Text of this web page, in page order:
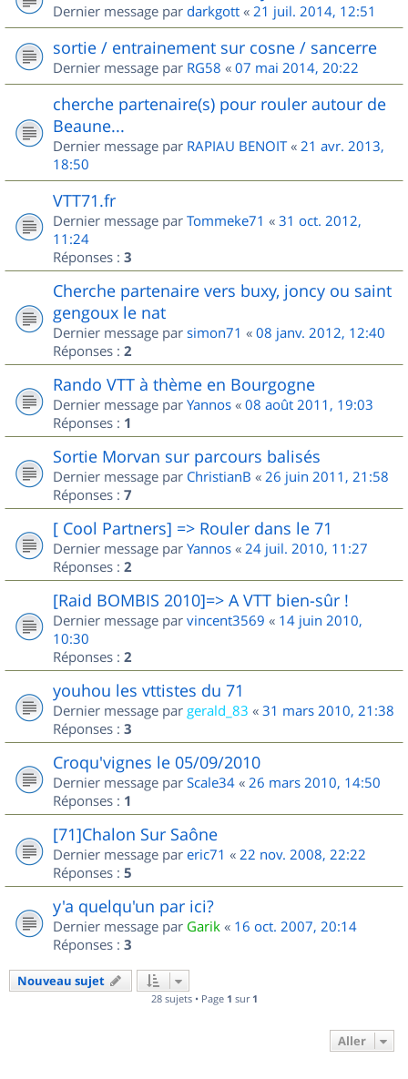
Dernier message par darkgott « 21 juil. 2014, 12:51
sortie / entrainement sur cosne / sancerre
Dernier message par RG58 « 07 mai 2014, 20:22
cherche partenaire(s) pour rouler autour de
Beaune...
Dernier message par RAPIAU BENOIT« 21 avr. 2013,
18:50
VTT71.fr
Dernier message par Tommeke71 « 31 oct. 2012,
11:24
Réponses : 3
Cherche partenaire vers buxy, joncy ou saint
gengoux le nat
Dernier message par simon71 « 08 janv. 2012, 12:40
Réponses : 2
Rando VTT à thème en Bourgogne
Dernier message par Yannos « 08 août 2011, 19:03
Réponses : 1
Sortie Morvan sur parcours balisés
Dernier message par ChristianB « 26 juin 2011, 21:58
Réponses : 7
[ Cool Partners] => Rouler dans le 71
Dernier message par Yannos « 24 juil. 2010, 11:27
Réponses : 2
[Raid BOMBIS 2010]=> A VTT bien-sûr !
Dernier message par vincent3569 « 14 juin 2010,
10:30
Réponses : 2
youhou les vttistes du 71
Dernier message par gerald_83 « 31 mars 2010, 21:38
Réponses : 3
Croqu'vignes le 05/09/2010
Dernier message par Scale34 « 26 mars 2010, 14:50
Réponses : 1
[71]Chalon Sur Saône
Dernier message par eric71 « 22 nov. 2008, 22:22
Réponses : 5
y'a quelqu'un par ici?
Dernier message par Garik « 16 oct. 2007, 20:14
Réponses : 3
Nouveau sujet
28 sujets • Page 1 sur 1
Aller